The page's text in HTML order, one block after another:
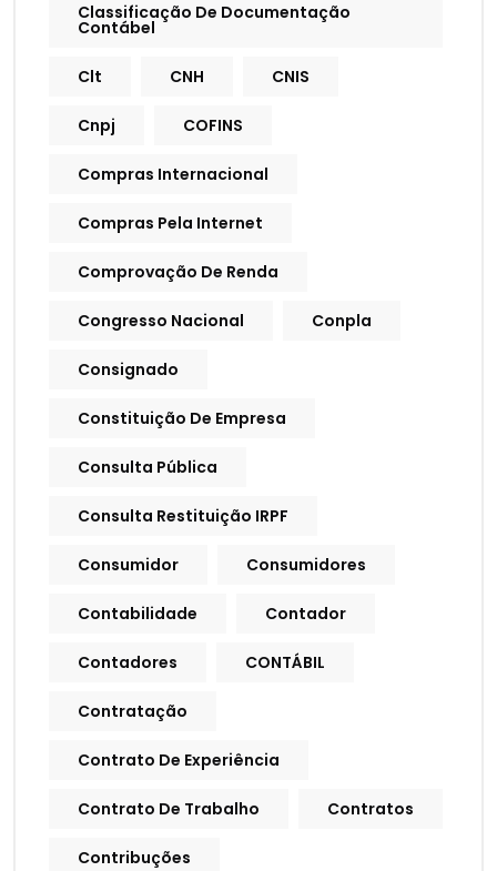
Classificação De Documentação
Contábel
Clt CNH CNIS
Cnpj COFINS
Compras Internacional
Compras Pela Internet
Comprovação De Renda
Congresso Nacional Conpla
Consignado
Constituição De Empresa
Consulta Pública
Consulta Restituição IRPF
Consumidor Consumidores
Contabilidade Contador
Contadores CONTÁBIL
Contratação
Contrato De Experiência
Contrato De Trabalho Contratos
Contribuções